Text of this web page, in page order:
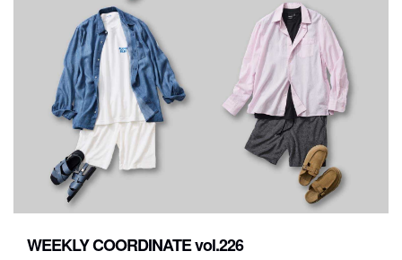
WEEKLY COORDINATE vol.226